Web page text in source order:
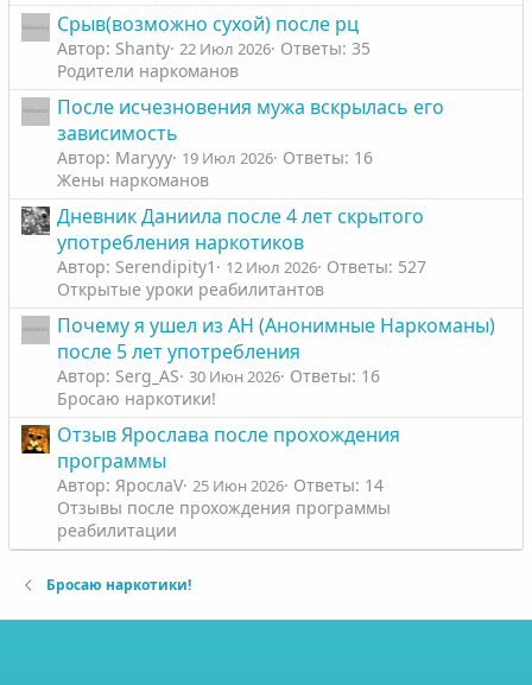
Срыв(возможно сухой) после рц
Автор: Shanty 22 Июл 2026 Ответы: 35
Родители наркоманов
После исчезновения мужа вскрылась его
зависимость
Автор: Maryyy 19 Июл 2026 Ответы: 16
Жены наркоманов
Дневник Даниила после 4 лет скрытого
употребления наркотиков
Автор: Serendipity1 12 Июл 2026 Ответы: 527
Открытые уроки реабилитантов
Почему я ушел из АН (Анонимные Наркоманы)
после 5 лет употребления
Автор: Serg_AS 30 Июн 2026 Ответы: 16
Бросаю наркотики!
Отзыв Ярослава после прохождения
программы
Автор: ЯрослаV 25 Июн 2026 Ответы: 14
Отзывы после прохождения программы
реабилитации
Бросаю наркотики!